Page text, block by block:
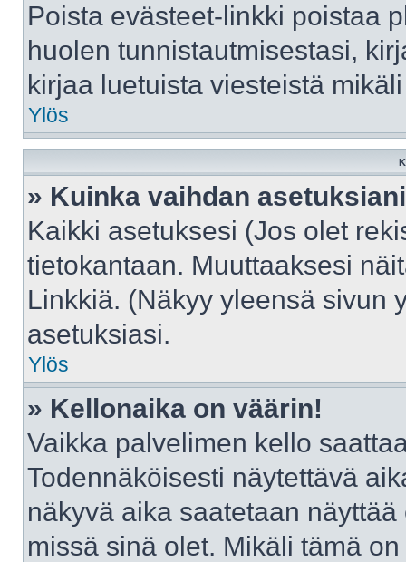
Poista evästeet-linkki poistaa
huolen tunnistautmisestasi,
kirjaa luetuista viesteistä
Ylös
» Kuinka vaihdan
Kaikki asetuksesi (Jos olet
tietokantaan. Muuttaaksesi
Linkkiä. (Näkyy yleensä sivun
asetuksiasi.
Ylös
» Kellonaika on väärin!
Vaikka palvelimen kello
Todennäköisesti näytettävä
näkyvä aika saatetaan
missä sinä olet. Mikäli tämä